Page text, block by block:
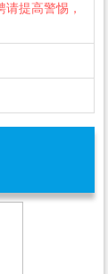
请提高警惕，